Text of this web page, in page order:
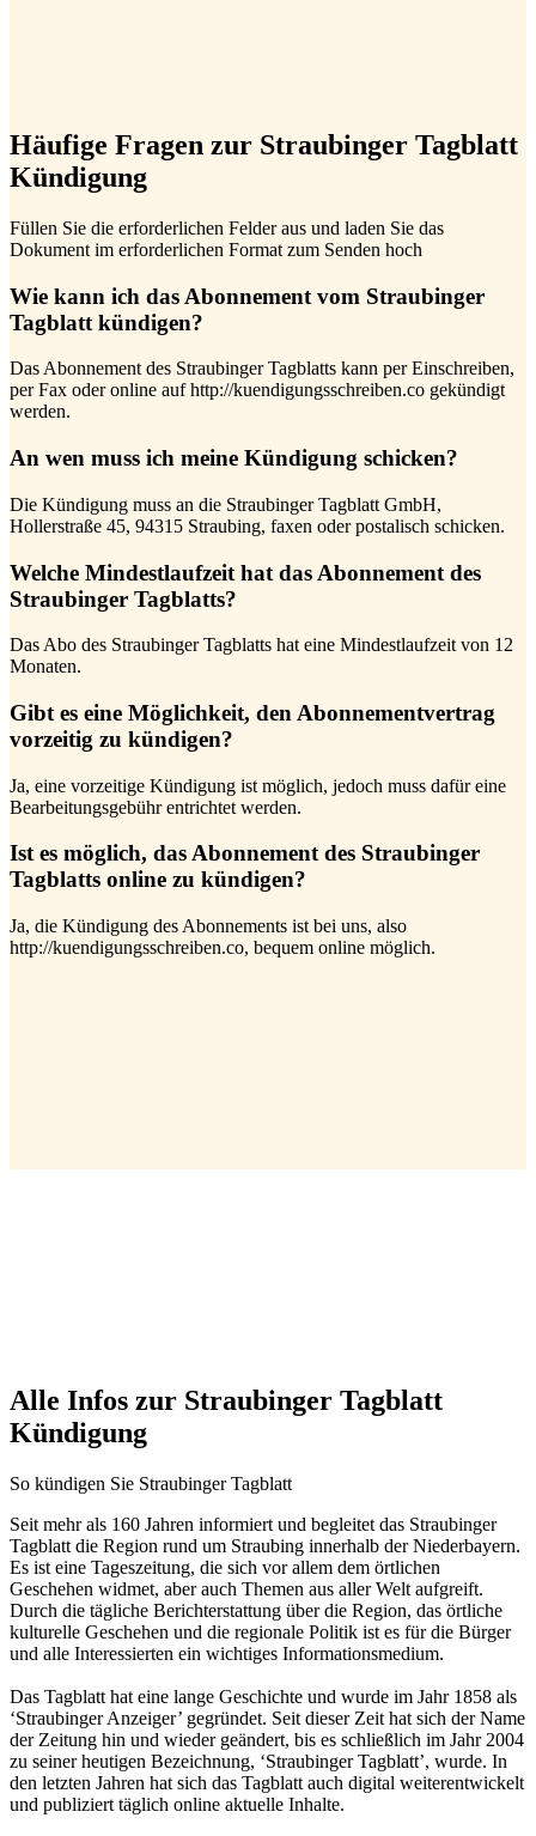
Häufige Fragen zur Straubinger Tagblatt
Kündigung
Füllen Sie die erforderlichen Felder aus und laden Sie das
Dokument im erforderlichen Format zum Senden hoch
Wie kann ich das Abonnement vom Straubinger
Tagblatt kündigen?
Das Abonnement des Straubinger Tagblatts kann per Einschreiben,
per Fax oder online auf http://kuendigungsschreiben.co gekündigt
werden.
An wen muss ich meine Kündigung schicken?
Die Kündigung muss an die Straubinger Tagblatt GmbH,
Hollerstraße 45, 94315 Straubing, faxen oder postalisch schicken.
Welche Mindestlaufzeit hat das Abonnement des
Straubinger Tagblatts?
Das Abo des Straubinger Tagblatts hat eine Mindestlaufzeit von 12
Monaten.
Gibt es eine Möglichkeit, den Abonnementvertrag
vorzeitig zu kündigen?
Ja, eine vorzeitige Kündigung ist möglich, jedoch muss dafür eine
Bearbeitungsgebühr entrichtet werden.
Ist es möglich, das Abonnement des Straubinger
Tagblatts online zu kündigen?
Ja, die Kündigung des Abonnements ist bei uns, also
http://kuendigungsschreiben.co, bequem online möglich.
Alle Infos zur Straubinger Tagblatt
Kündigung
So kündigen Sie Straubinger Tagblatt
Seit mehr als 160 Jahren informiert und begleitet das Straubinger
Tagblatt die Region rund um Straubing innerhalb der Niederbayern.
Es ist eine Tageszeitung, die sich vor allem dem örtlichen
Geschehen widmet, aber auch Themen aus aller Welt aufgreift.
Durch die tägliche Berichterstattung über die Region, das örtliche
kulturelle Geschehen und die regionale Politik ist es für die Bürger
und alle Interessierten ein wichtiges Informationsmedium.
Das Tagblatt hat eine lange Geschichte und wurde im Jahr 1858 als
‘Straubinger Anzeiger’ gegründet. Seit dieser Zeit hat sich der Name
der Zeitung hin und wieder geändert, bis es schließlich im Jahr 2004
zu seiner heutigen Bezeichnung, ‘Straubinger Tagblatt’, wurde. In
den letzten Jahren hat sich das Tagblatt auch digital weiterentwickelt
und publiziert täglich online aktuelle Inhalte.